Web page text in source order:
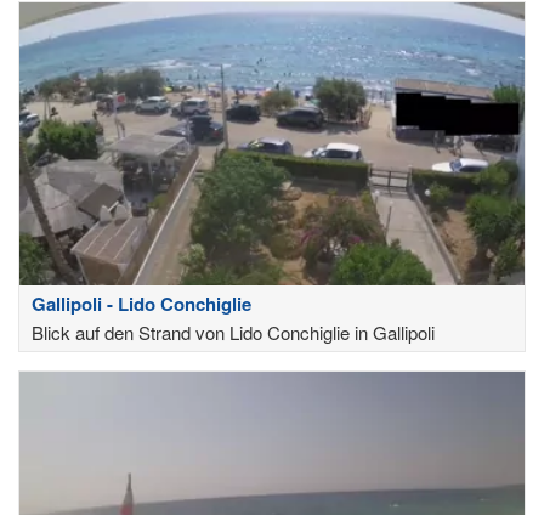
Gallipoli - Lido Conchiglie
Blick auf den Strand von Lido Conchiglie in Gallipoli